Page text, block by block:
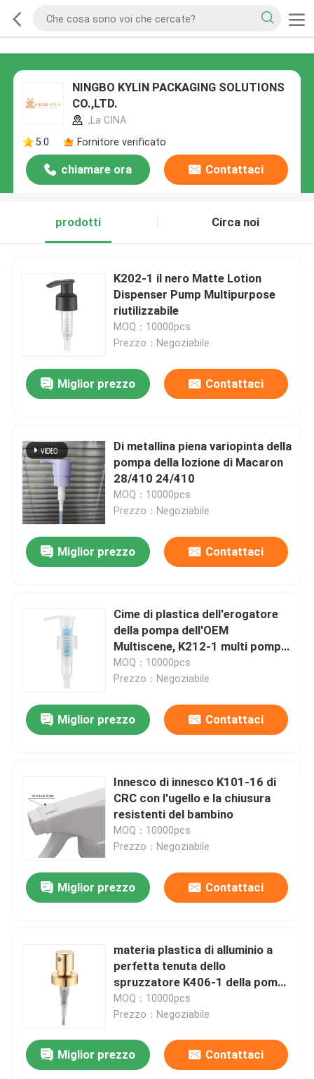
NINGBO KYLIN PACKAGING SOLUTIONS
CO.,LTD.
,La CINA
5.0
Fornitore verificato
chiamare ora Contattaci
prodotti Circa noi
K202-1 il nero Matte Lotion
Dispenser Pump Multipurpose
riutilizzabile
MOQ：10000pcs
Prezzo：Negoziabile
Miglior prezzo Contattaci
Di metallina piena variopinta della
pompa della lozione di Macaron
28/410 24/410
MOQ：10000pcs
Prezzo：Negoziabile
Miglior prezzo Contattaci
Cime di plastica dell'erogatore
della pompa dell'OEM
Multiscene, K212-1 multi pompa
della lozione di funzione 24mm
MOQ：10000pcs
Prezzo：Negoziabile
Miglior prezzo Contattaci
Innesco di innesco K101-16 di
CRC con l'ugello e la chiusura
resistenti del bambino
MOQ：10000pcs
Prezzo：Negoziabile
Miglior prezzo Contattaci
materia plastica di alluminio a
perfetta tenuta dello
spruzzatore K406-1 della pompa
del profumo di 12/20mm
MOQ：10000pcs
Prezzo：Negoziabile
Miglior prezzo Contattaci